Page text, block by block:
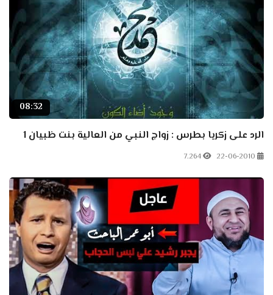
08:32
الرد على زكريا بطرس : زواج النبي من العالية بنت ظبيان 1
22-06-2010
7.264